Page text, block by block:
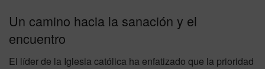
Un camino hacia la sanación y el
encuentro
El líder de la Iglesia católica ha enfatizado que la prioridad